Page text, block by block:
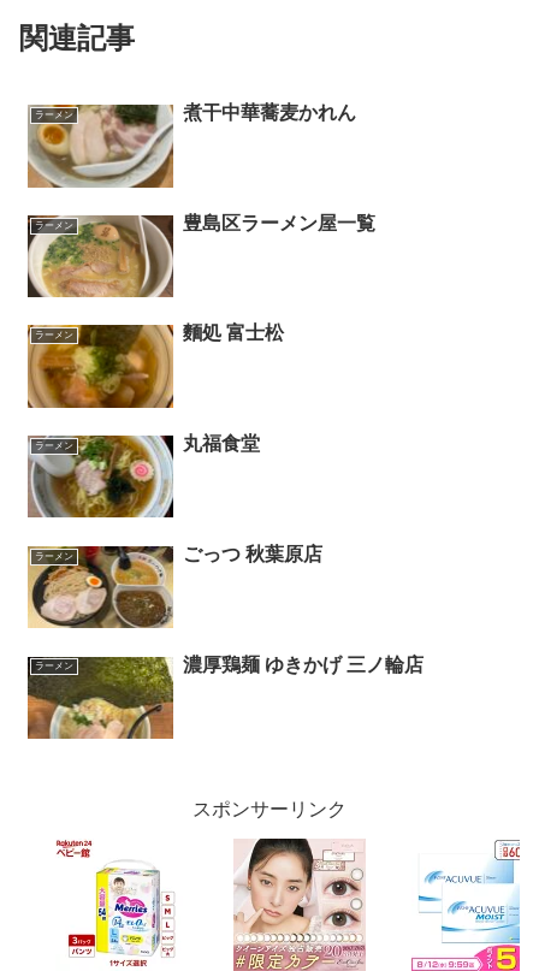
関連記事
ラーメン 煮干中華蕎麦かれん
ラーメン 豊島区ラーメン屋一覧
ラーメン 麵処 富士松
ラーメン 丸福食堂
ラーメン ごっつ 秋葉原店
ラーメン 濃厚鶏麺 ゆきかげ 三ノ輪店
スポンサーリンク